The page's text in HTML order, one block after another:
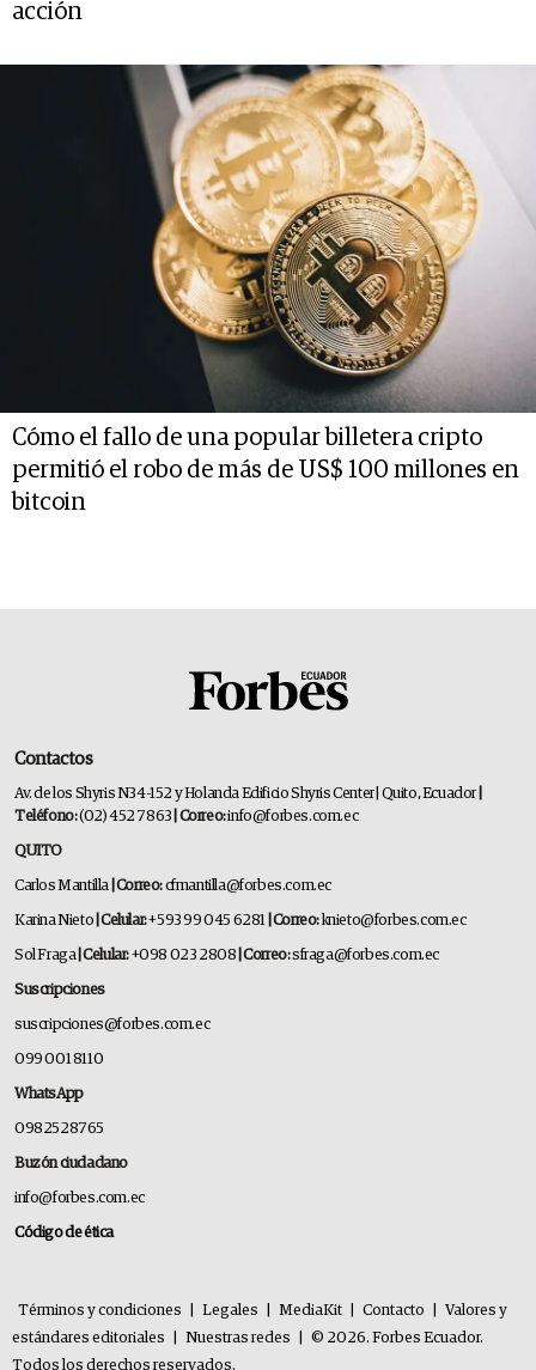
acción
Cómo el fallo de una popular billetera cripto
permitió el robo de más de US$ 100 millones en
bitcoin
Contactos
Av. de los Shyris N34-152 y Holanda Edificio Shyris Center | Quito, Ecuador
Teléfono:(02) 452 7863 | Correo:info@forbes.com.ec
QUITO
Carlos Mantilla | Correo:cfmantilla@forbes.com.ec
Karina Nieto | Celular:+593 99 045 6281 | Correo:knieto@forbes.com.ec
Sol Fraga| Celular:+098 023 2808 | Correo:sfraga@forbes.com.ec
Suscripciones
suscripciones@forbes.com.ec
099 001 8110
WhatsApp
0982528765
Buzón ciudadano
info@forbes.com.ec
Código de ética
Términos y condiciones Legales MediaKit Contacto
Valores y
estándares editoriales
Nuestras redes
© 2026. Forbes Ecuador.
Todos los derechos reservados.